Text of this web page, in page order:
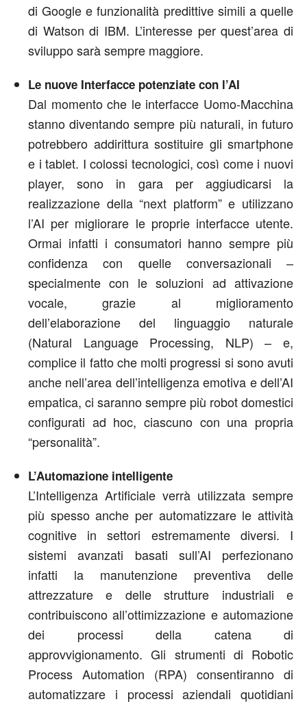
di Google e funzionalità predittive simili a quelle
di Watson di IBM. L’interesse per quest’area di
sviluppo sarà sempre maggiore.
Le nuove Interfacce potenziate con l’AI
Dal momento che le interfacce Uomo-Macchina
stanno diventando sempre più naturali, in futuro
potrebbero addirittura sostituire gli smartphone
e i tablet. I colossi tecnologici, così come i nuovi
player, sono in gara per aggiudicarsi la
realizzazione della “next platform” e utilizzano
l’AI per migliorare le proprie interfacce utente.
Ormai infatti i consumatori hanno sempre più
confidenza con quelle conversazionali –
specialmente con le soluzioni ad attivazione
vocale, grazie al miglioramento
dell’elaborazione del linguaggio naturale
(Natural Language Processing, NLP) – e,
complice il fatto che molti progressi si sono avuti
anche nell’area dell’intelligenza emotiva e dell’AI
empatica, ci saranno sempre più robot domestici
configurati ad hoc, ciascuno con una propria
“personalità”.
L’Automazione intelligente
L’Intelligenza Artificiale verrà utilizzata sempre
più spesso anche per automatizzare le attività
cognitive in settori estremamente diversi. I
sistemi avanzati basati sull’AI perfezionano
infatti la manutenzione preventiva delle
attrezzature e delle strutture industriali e
contribuiscono all’ottimizzazione e automazione
dei processi della catena di
approvvigionamento. Gli strumenti di Robotic
Process Automation (RPA) consentiranno di
automatizzare i processi aziendali quotidiani